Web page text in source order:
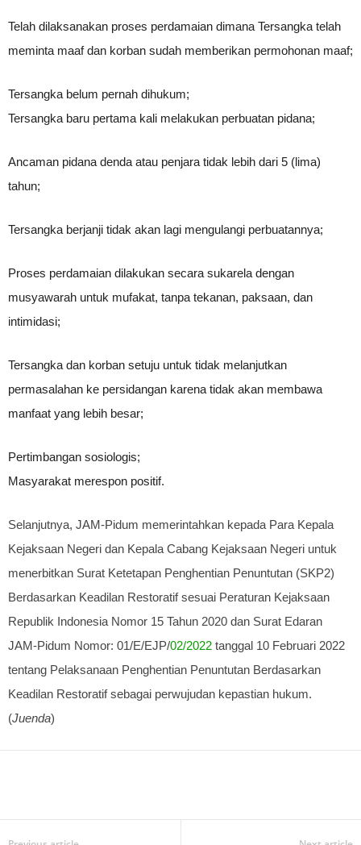
Telah dilaksanakan proses perdamaian dimana Tersangka telah
meminta maaf dan korban sudah memberikan permohonan maaf;
Tersangka belum pernah dihukum;
Tersangka baru pertama kali melakukan perbuatan pidana;
Ancaman pidana denda atau penjara tidak lebih dari 5 (lima)
tahun;
Tersangka berjanji tidak akan lagi mengulangi perbuatannya;
Proses perdamaian dilakukan secara sukarela dengan
musyawarah untuk mufakat, tanpa tekanan, paksaan, dan
intimidasi;
Tersangka dan korban setuju untuk tidak melanjutkan
permasalahan ke persidangan karena tidak akan membawa
manfaat yang lebih besar;
Pertimbangan sosiologis;
Masyarakat merespon positif.
Selanjutnya, JAM-Pidum memerintahkan kepada Para Kepala
Kejaksaan Negeri dan Kepala Cabang Kejaksaan Negeri untuk
menerbitkan Surat Ketetapan Penghentian Penuntutan (SKP2)
Berdasarkan Keadilan Restoratif sesuai Peraturan Kejaksaan
Republik Indonesia Nomor 15 Tahun 2020 dan Surat Edaran
JAM-Pidum Nomor: 01/E/EJP/02/2022 tanggal 10 Februari 2022
tentang Pelaksanaan Penghentian Penuntutan Berdasarkan
Keadilan Restoratif sebagai perwujudan kepastian hukum.
(Juenda)